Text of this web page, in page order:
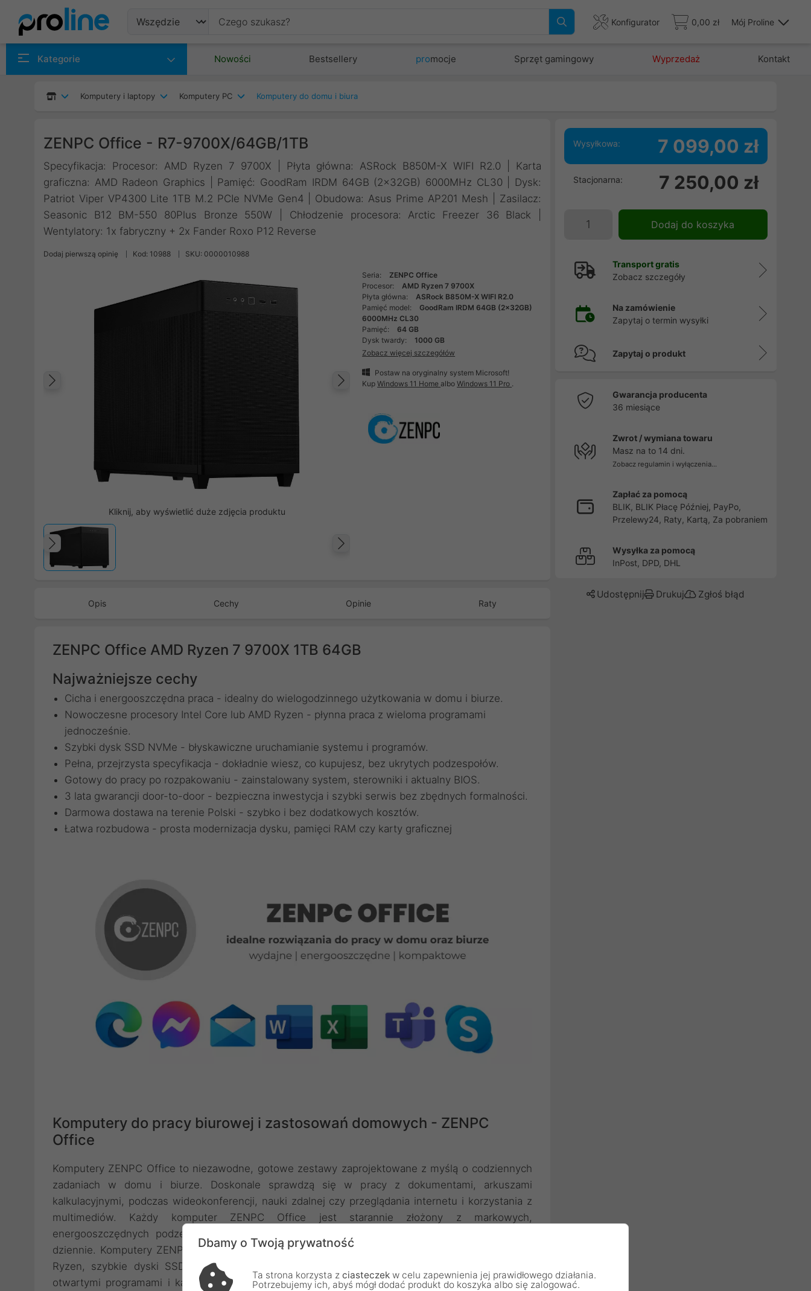
Konfigurator 0,00 zł Mój Proline
Kategorie Nowości Bestsellery promocje Sprzęt gamingowy Wyprzedaż Kontakt
Komputery i laptopy Komputery PC Komputery do domu i biura
ZENPC Office - R7-9700X/64GB/1TB
Specyfikacja: Procesor: AMD Ryzen 7 9700X | Płyta główna: ASRock B850M-X WIFI R2.0 | Karta
graficzna: AMD Radeon Graphics | Pamięć: GoodRam IRDM 64GB (2x32GB) 6000MHz CL30 | Dysk:
Patriot Viper VP4300 Lite 1TB M.2 PCIe NVMe Gen4 | Obudowa: Asus Prime AP201 Mesh | Zasilacz:
Seasonic B12 BM-550 80Plus Bronze 550W | Chłodzenie procesora: Arctic Freezer 36 Black |
Wentylatory: 1x fabryczny + 2x Fander Roxo P12 Reverse
Dodaj pierwszą opinię Kod: 10988 SKU: 0000010988
Następny
Kliknij, aby wyświetlić duże zdjęcia produktu
Poprzedni
Seria:
ZENPC Office
Procesor:
AMD Ryzen 7 9700X
Płyta główna:
ASRock B850M-X WIFI R2.0
Pamięć model:
GoodRam IRDM 64GB (2x32GB)
6000MHz CL30
Pamięć:
64 GB
Dysk twardy:
1000 GB
Zobacz więcej szczegółów
Postaw na oryginalny system Microsoft!
KupWindows 11 HomealboWindows 11 Pro .
Opis Cechy Opinie Raty
ZENPC Office AMD Ryzen 7 9700X 1TB 64GB
Najważniejsze cechy
Cicha i energooszczędna praca - idealny do wielogodzinnego użytkowania w domu i biurze.
Nowoczesne procesory Intel Core lub AMD Ryzen - płynna praca z wieloma programami
jednocześnie.
Szybki dysk SSD NVMe - błyskawiczne uruchamianie systemu i programów.
Pełna, przejrzysta specyfikacja - dokładnie wiesz, co kupujesz, bez ukrytych podzespołów.
Gotowy do pracy po rozpakowaniu - zainstalowany system, sterowniki i aktualny BIOS.
3 lata gwarancji door-to-door - bezpieczna inwestycja i szybki serwis bez zbędnych formalności.
Darmowa dostawa na terenie Polski - szybko i bez dodatkowych kosztów.
Łatwa rozbudowa - prosta modernizacja dysku, pamięci RAM czy karty graficznej
Komputery do pracy biurowej i zastosowań domowych - ZENPC
Office
Komputery ZENPC Office to niezawodne, gotowe zestawy zaprojektowane z myślą o codziennych
zadaniach w domu i biurze. Doskonale sprawdzą się w pracy z dokumentami, arkuszami
kalkulacyjnymi, podczas wideokonferencji, nauki zdalnej czy przeglądania internetu i korzystania z
multimediów. Każdy komputer ZENPC Office jest starannie złożony z markowych,
energooszczędnych podzespołów, które gwarantują cichą i stabilną pracę przez wiele godzin
dziennie. Komputery ZENPC Office są wyposażone w nowoczesne procesory Intel Core lub AMD
Ryzen, szybkie dyski SSD NVMe oraz wystarczającą ilość pamięci RAM, by praca z wieloma
otwartymi programami i kartami w przeglądarce była komfortowa i płynna. To idealny wybór do
Wysyłkowa: 7 099,00 zł
Stacjonarna: 7 250,00 zł
Dodaj do koszyka
Transport gratis
Zobacz szczegóły
Na zamówienie
Zapytaj o termin wysyłki
Zapytaj o produkt
Gwarancja producenta
36 miesiące
Zwrot / wymiana towaru
Masz na to 14 dni.
Zobacz regulamin i wyłączenia...
Zapłać za pomocą
BLIK, BLIK Płacę Później, PayPo,
Przelewy24, Raty, Kartą, Za pobraniem
Wysyłka za pomocą
InPost, DPD, DHL
Udostępnij Drukuj Zgłoś błąd
Dbamy o Twoją prywatność
Ta strona korzysta z ciasteczek w celu zapewnienia jej prawidłowego działania.
Potrzebujemy ich, abyś mógł dodać produkt do koszyka albo się zalogować.